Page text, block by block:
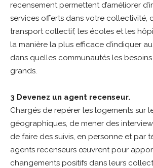
recensement permettent d’améliorer
services offerts dans votre collectivité,
transport collectif, les écoles et les
la manière la plus efficace d’indiquer
dans quelles communautés les
grands.
3 Devenez un agent recenseur.
Chargés de repérer les logements sur
géographiques, de mener des
de faire des suivis, en personne et par
agents recenseurs œuvrent pour
changements positifs dans leurs